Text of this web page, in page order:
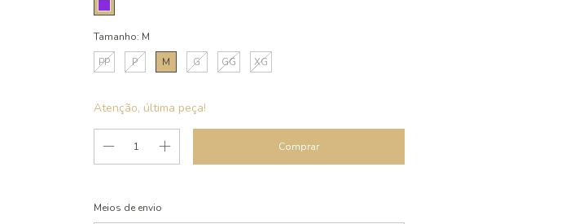
Tamanho: M
PP
P M G GG XG
Atenção, última peça!
Entregas para o CEP:
Meios de envio